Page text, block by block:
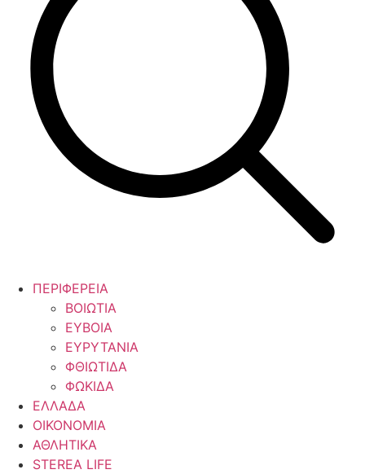
ΠΕΡΙΦΕΡΕΙΑ
ΒΟΙΩΤΙΑ
ΕΥΒΟΙΑ
ΕΥΡΥΤΑΝΙΑ
ΦΘΙΩΤΙΔΑ
ΦΩΚΙΔΑ
ΕΛΛΑΔΑ
ΟΙΚΟΝΟΜΙΑ
ΑΘΛΗΤΙΚΑ
STEREA LIFE